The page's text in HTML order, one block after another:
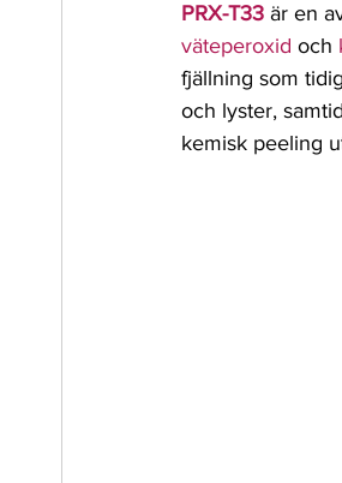
Seborroisk keratos
PRX-T33 är en
väteperoxid och
fjällning som
och lyster,
kemisk peeling